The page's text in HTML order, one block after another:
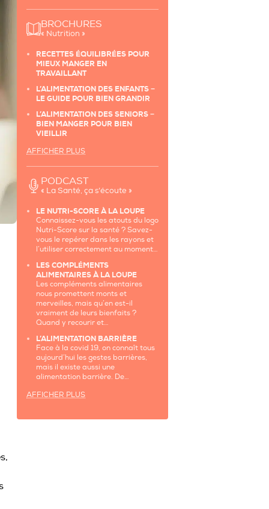
BROCHURES
« Nutrition »
RECETTES ÉQUILIBRÉES POUR
MIEUX MANGER EN
TRAVAILLANT
L’ALIMENTATION DES ENFANTS −
LE GUIDE POUR BIEN GRANDIR
L’ALIMENTATION DES SENIORS −
BIEN MANGER POUR BIEN
VIEILLIR
AFFICHER PLUS
PODCAST
« La Santé, ça s’écoute »
LE NUTRI-SCORE À LA LOUPE
Connaissez-vous les atouts du logo
Nutri-Score sur la santé ? Savez-
vous le repérer dans les rayons et
l’utiliser correctement au moment…
LES COMPLÉMENTS
ALIMENTAIRES À LA LOUPE
Les compléments alimentaires
nous promettent monts et
merveilles, mais qu’en est-il
vraiment de leurs bienfaits ?
Quand y recourir et…
L’ALIMENTATION BARRIÈRE
Face à la covid 19, on connaît tous
aujourd’hui les gestes barrières,
mais il existe aussi une
alimentation barrière. De…
AFFICHER PLUS